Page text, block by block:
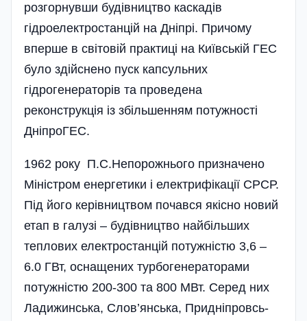
розгорнувши буді­вництво каскадів
гідроелектростанцій на Дніпрі. Причому
вперше в світовій практиці на Київській ГЕС
було здійснено пуск капсульних
гідрогенераторів та проведена
реконструкція із збільшенням потужності
Дніп­роГЕС.
1962 року П.С.Непорожнього призначено
Міністром енергетики і електрифікації СРСР.
Під його керівництвом почався якісно новий
етап в галузі – будівництво найбільших
теплових електростанцій потужністю 3,6 –
6.0 ГВт, оснащених турбогенераторами
потужністю 200-300 та 800 МВт. Серед них
Ладижинська­, Слов’янська, Придніпров­сь­